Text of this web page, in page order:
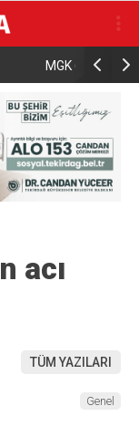
İznik
acı
TÜM YAZILARI
Genel